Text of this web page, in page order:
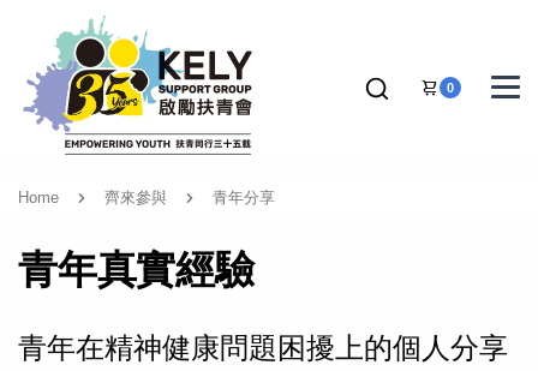
0
Home 齊來參與 青年分享
青年真實經驗
青年在精神健康問題困擾上的個人分享